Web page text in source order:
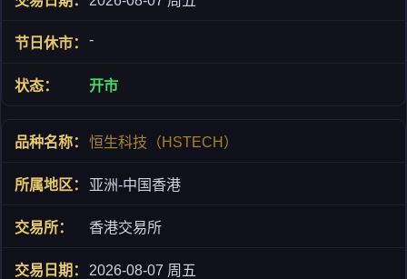
-
开市
恒生科技（HSTECH）
亚洲-中国香港
香港交易所
2026-08-07 周五